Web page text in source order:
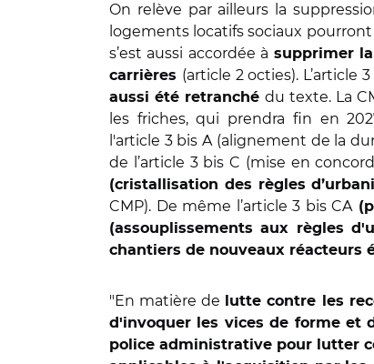
On relève par ailleurs la
logements locatifs sociaux
s’est aussi accordée à supprimer
carrières (article 2 octies). L’article
aussi été retranché du texte. La
les friches, qui prendra fin en
l'article 3 bis A (alignement de la
de l’article 3 bis C (mise en
(cristallisation des règles
CMP). De même l’article 3 bis CA
(assouplissements aux règles
chantiers de nouveaux réacteurs
"En matière de lutte contre les
d'invoquer les vices de forme et
police administrative pour lutter